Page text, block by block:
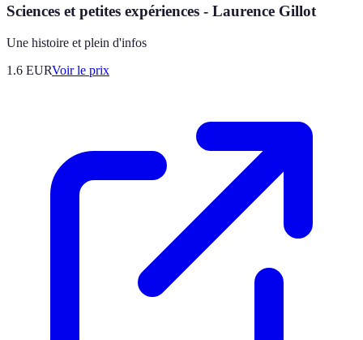
Sciences et petites expériences - Laurence Gillot
Une histoire et plein d'infos
1.6 EURVoir le prix